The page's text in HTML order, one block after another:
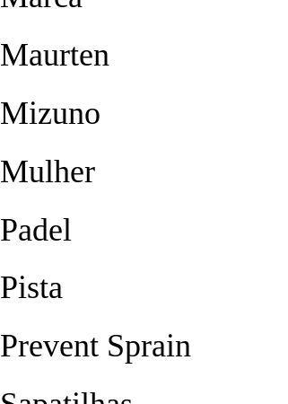
Maurten
Mizuno
Mulher
Padel
Pista
Prevent Sprain